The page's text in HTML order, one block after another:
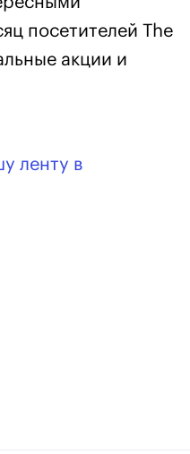
посетителей The
акции и
ленту в